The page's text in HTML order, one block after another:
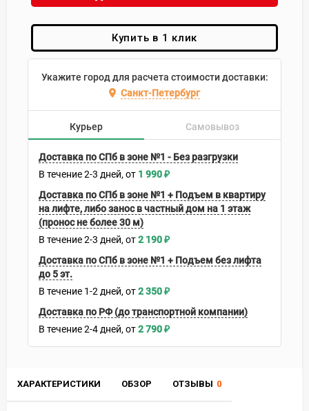
ХАРАКТЕРИСТИКИ ОБЗОР ОТЗЫВЫ 0
Купить в 1 клик
Укажите город для расчета стоимости доставки:
Санкт-Петербург
Курьер Самовывоз
Доставка по СПб в зоне №1 - Без разгрузки
В течение2-3 дней 1 990₽
Доставка по СПб в зоне №1 + Подъем в квартиру
на лифте, либо занос в частный дом на 1 этаж
(пронос не более 30 м)
В течение2-3 дней 2 190₽
Доставка по СПб в зоне №1 + Подъем без лифта
до 5 эт.
В течение 1-2 дней 2 350₽
Доставка по РФ (до транспортной компании)
В течение2-4 дней 2 790₽